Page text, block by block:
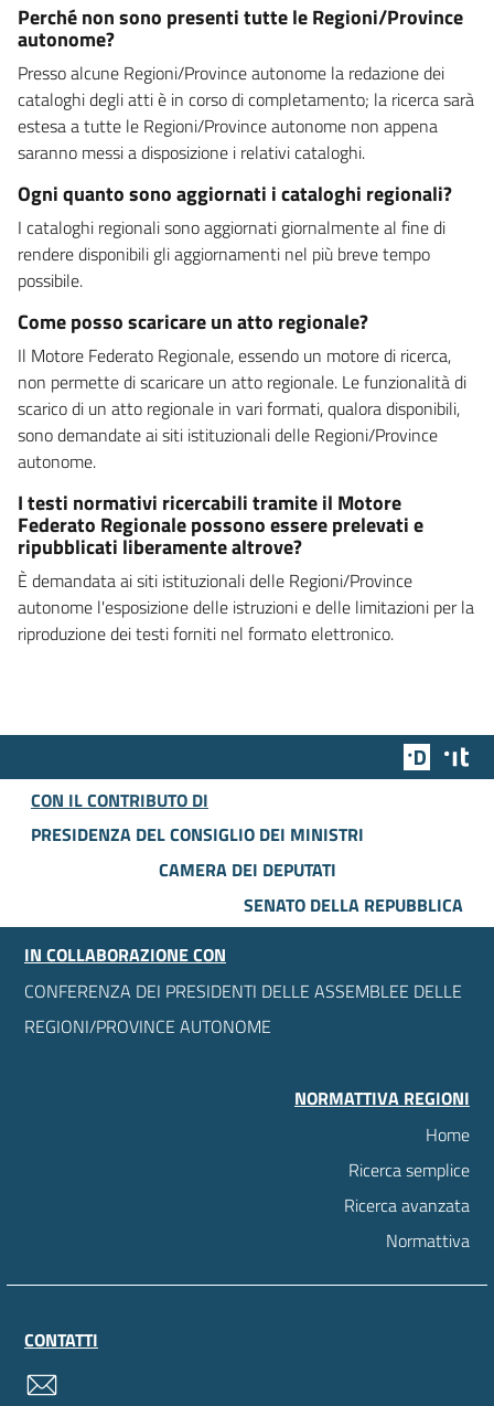
Perché non sono presenti tutte le Regioni/Province
autonome?
Presso alcune Regioni/Province autonome la redazione dei
cataloghi degli atti è in corso di completamento; la ricerca sarà
estesa a tutte le Regioni/Province autonome non appena
saranno messi a disposizione i relativi cataloghi.
Ogni quanto sono aggiornati i cataloghi regionali?
I cataloghi regionali sono aggiornati giornalmente al fine di
rendere disponibili gli aggiornamenti nel più breve tempo
possibile.
Come posso scaricare un atto regionale?
Il Motore Federato Regionale, essendo un motore di ricerca,
non permette di scaricare un atto regionale. Le funzionalità di
scarico di un atto regionale in vari formati, qualora disponibili,
sono demandate ai siti istituzionali delle Regioni/Province
autonome.
I testi normativi ricercabili tramite il Motore
Federato Regionale possono essere prelevati e
ripubblicati liberamente altrove?
È demandata ai siti istituzionali delle Regioni/Province
autonome l'esposizione delle istruzioni e delle limitazioni per la
riproduzione dei testi forniti nel formato elettronico.
Team
CON IL CONTRIBUTO DI
PRESIDENZA DEL CONSIGLIO DEI MINISTRI
CAMERA DEI DEPUTATI
SENATO DELLA REPUBBLICA
IN COLLABORAZIONE CON
CONFERENZA DEI PRESIDENTI DELLE ASSEMBLEE DELLE
REGIONI/PROVINCE AUTONOME
NORMATTIVA REGIONI
Home
Ricerca semplice
Ricerca avanzata
Normattiva
CONTATTI